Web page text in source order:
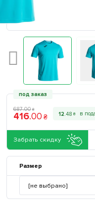
под заказ
687.00 ₴
416.00 ₴ 12.48 ₴
Забрать скидку
Размер